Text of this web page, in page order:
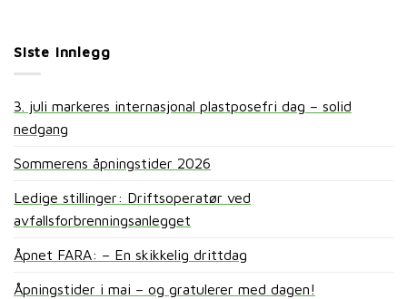
Siste innlegg
3. juli markeres internasjonal plastposefri dag – solid
nedgang
Sommerens åpningstider 2026
Ledige stillinger: Driftsoperatør ved
avfallsforbrenningsanlegget
Åpnet FARA: – En skikkelig drittdag
Åpningstider i mai – og gratulerer med dagen!